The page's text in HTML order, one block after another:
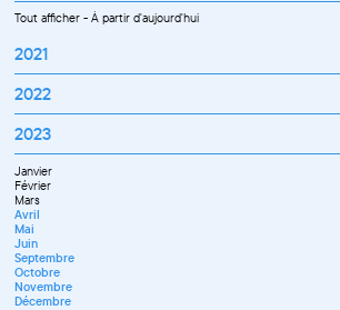
Tout afficher-À partir d'aujourd'hui
2021
Septembre
Octobre
Novembre
Décembre
2022
Janvier
Février
Mars
Avril
Mai
Juin
Juillet
Septembre
Octobre
Novembre
Décembre
2023
Janvier
Février
Mars
Avril
Mai
Juin
Septembre
Octobre
Novembre
Décembre